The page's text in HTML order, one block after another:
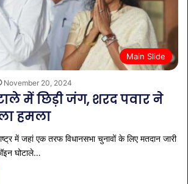
Main Slide
November 20, 2024
में छिड़ी जंग, शरद पवार ने
हमला
में जहां एक तरफ विधानसभा चुनावों के लिए मतदान जारी
घोटाले…